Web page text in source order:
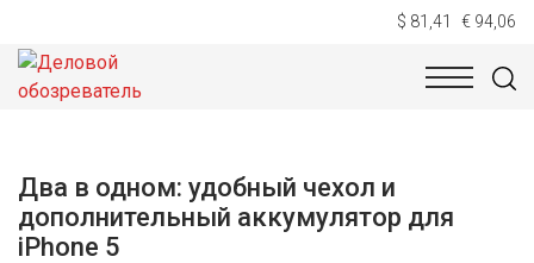
$ 81,41 € 94,06
НОВОСТИ
Два в одном: удобный чехол и
дополнительный аккумулятор для
iPhone 5